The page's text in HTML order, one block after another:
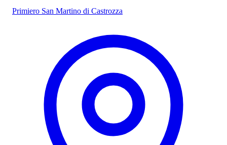
Primiero San Martino di Castrozza